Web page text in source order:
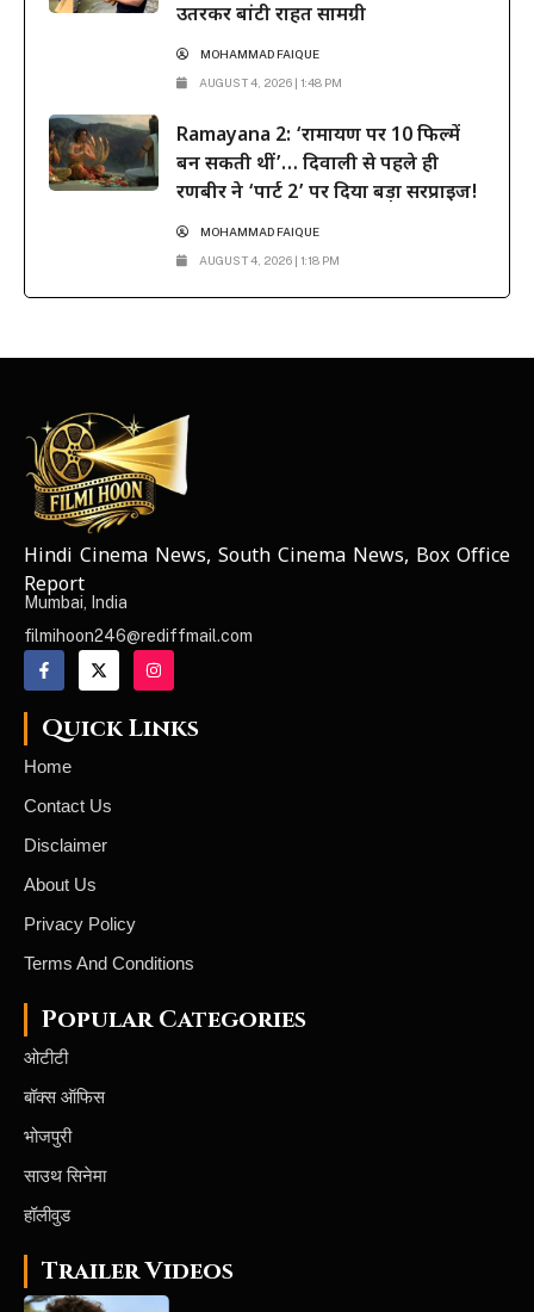
उतरकर बांटी राहत सामग्री
MOHAMMAD FAIQUE
AUGUST 4, 2026 | 1:48 PM
Ramayana 2: ‘रामायण पर 10 फिल्में
बन सकती थीं’… दिवाली से पहले ही
रणबीर ने ‘पार्ट 2’ पर दिया बड़ा सरप्राइज!
MOHAMMAD FAIQUE
AUGUST 4, 2026 | 1:18 PM
NEWS ELEMENTOR
Hindi Cinema News, South Cinema News, Box Office
Report
Mumbai, India
filmihoon246@rediffmail.com
Quick Links
Home
Contact Us
Disclaimer
About Us
Privacy Policy
Terms And Conditions
Popular Categories
ओटीटी
बॉक्स ऑफिस
भोजपुरी
साउथ सिनेमा
हॉलीवुड
Trailer Videos